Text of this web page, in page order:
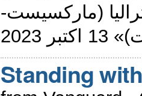
(مارکسیست-
2023
Standing